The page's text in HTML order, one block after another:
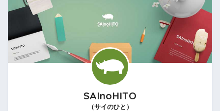
SAInoHITO
（サイのひと）